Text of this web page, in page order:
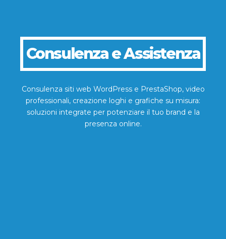
Consulenza e Assistenza
Consulenza siti web WordPress e PrestaShop, video
professionali, creazione loghi e grafiche su misura:
soluzioni integrate per potenziare il tuo brand e la
presenza online.